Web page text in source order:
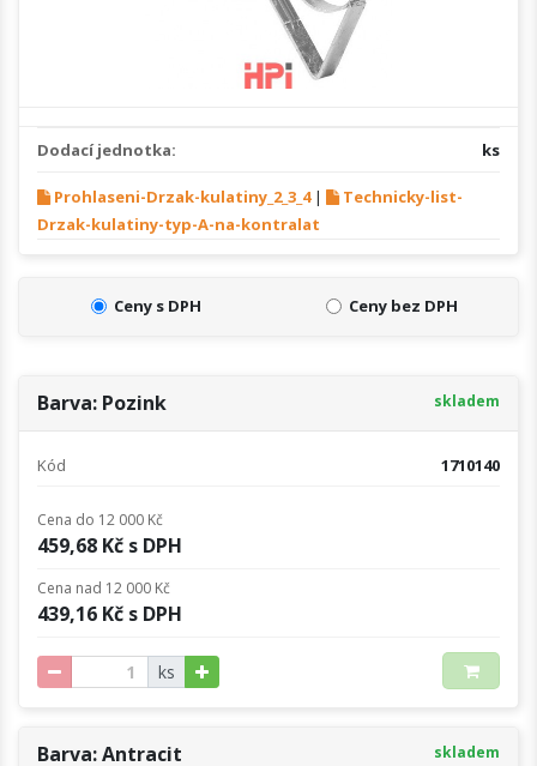
Dodací jednotka: ks
Prohlaseni-Drzak-kulatiny_2_3_4|
Technicky-list-
Drzak-kulatiny-typ-A-na-kontralat
Ceny s DPH Ceny bez DPH
Barva: Pozink skladem
Kód 1710140
Cena do 12 000 Kč
459,68 Kč s DPH
Cena nad 12 000 Kč
439,16 Kč s DPH
ks
Barva: Antracit skladem